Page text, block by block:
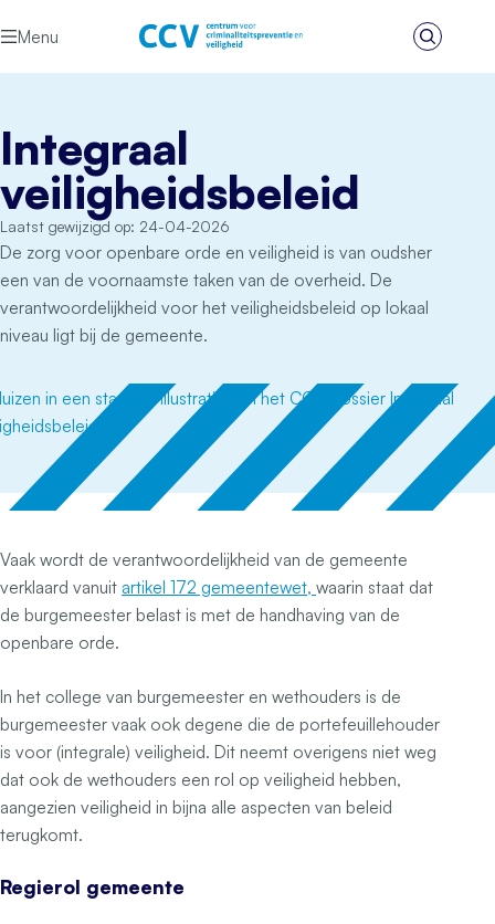
Menu
Zoeken
Integraal
veiligheidsbeleid
Laatst gewijzigd op: 24-04-2026
De zorg voor openbare orde en veiligheid is van oudsher
een van de voornaamste taken van de overheid. De
verantwoordelijkheid voor het veiligheidsbeleid op lokaal
niveau ligt bij de gemeente.
Vaak wordt de verantwoordelijkheid van de gemeente
verklaard vanuit artikel 172 gemeentewet, waarin staat dat
de burgemeester belast is met de handhaving van de
openbare orde.
In het college van burgemeester en wethouders is de
burgemeester vaak ook degene die de portefeuillehouder
is voor (integrale) veiligheid. Dit neemt overigens niet weg
dat ook de wethouders een rol op veiligheid hebben,
aangezien veiligheid in bijna alle aspecten van beleid
terugkomt.
Regierol gemeente